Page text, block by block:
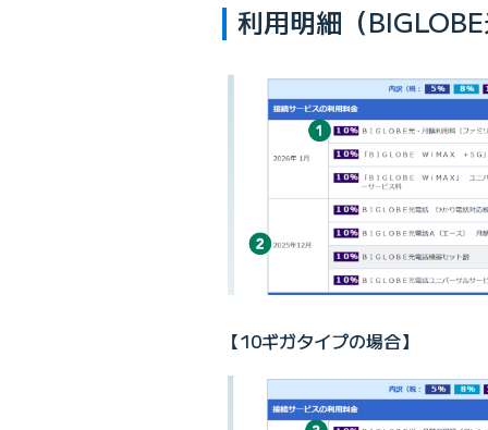
利用明細（
【10ギガタイプの場合】